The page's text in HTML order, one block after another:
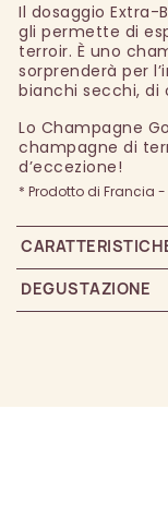
Il dosaggio Extra-
gli permette di
terroir. È uno
sorprenderà per
bianchi secchi, di
Lo Champagne
champagne di
d’eccezione!
* Prodotto di Francia
DEGUSTAZIONE